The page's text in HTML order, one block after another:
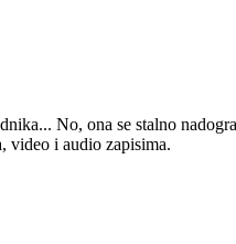
No, ona se stalno
video i audio zapisima.